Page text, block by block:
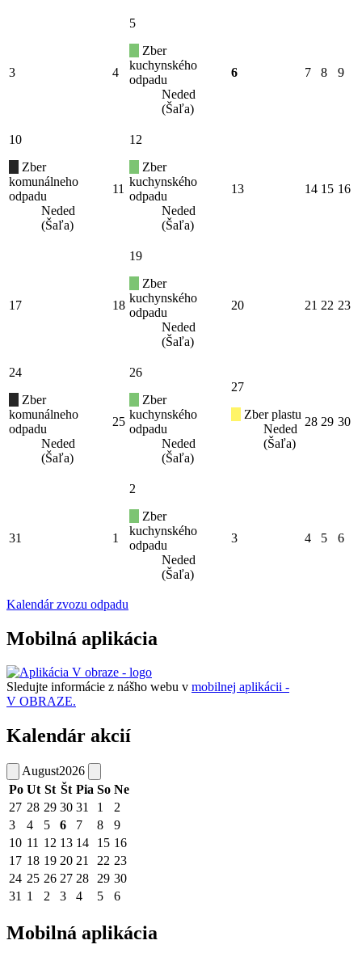
3 4
5
Zber
kuchynského
odpadu
Neded
(Šaľa)
6 7 8 9
10
Zber
komunálneho
odpadu
Neded
(Šaľa)
11
12
Zber
kuchynského
odpadu
Neded
(Šaľa)
13 14 15 16
17 18
19
Zber
kuchynského
odpadu
Neded
(Šaľa)
20 21 22 23
24
Zber
komunálneho
odpadu
Neded
(Šaľa)
25
26
Zber
kuchynského
odpadu
Neded
(Šaľa)
27
Zber plastu
Neded
(Šaľa)
28 29 30
31 1
2
Zber
kuchynského
odpadu
Neded
(Šaľa)
3 4 5 6
Kalendár zvozu odpadu
Mobilná aplikácia
Sledujte informácie z nášho webu v mobilnej aplikácii -
V OBRAZE.
Kalendár akcií
August2026
Po Ut St Št Pia So Ne
27 28 29 30 31 1
2
3
4 5 6 7 8
9
10 11 12 13 14 15 16
17 18 19 20 21 22 23
24 25 26 27 28 29 30
31 1 2 3 4 5 6
Mobilná aplikácia